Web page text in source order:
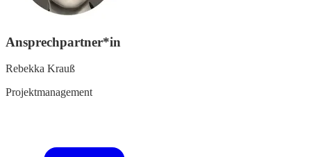
Ansprechpartner*in
Rebekka Krauß
Projektmanagement